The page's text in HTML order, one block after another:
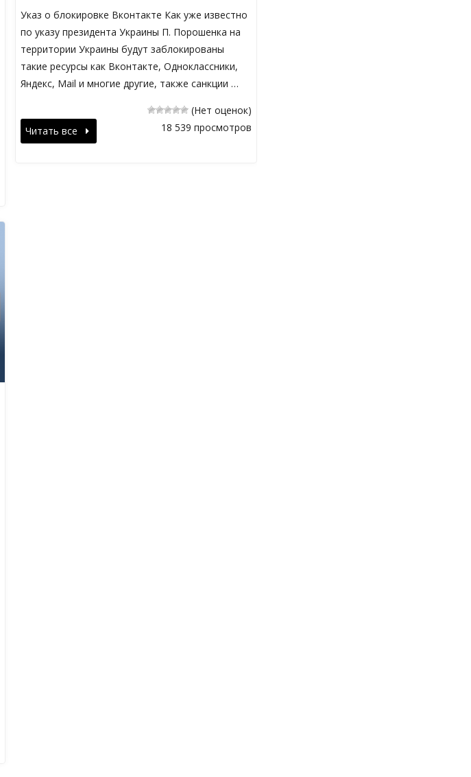
Указ о блокировке Вконтакте Как уже известно
по указу президента Украины П. Порошенка на
территории Украины будут заблокированы
такие ресурсы как Вконтакте, Одноклассники,
Яндекс, Mail и многие другие, также санкции …
(Нет оценок)
18 539 просмотров
Читать все